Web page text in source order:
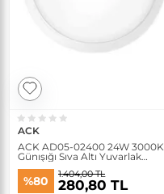
ACK
ACK AD05-02400 24W 3000K
Günışığı Sıva Altı Yuvarlak
Backlight Led Panel
%80 1.404,00 TL
280,80 TL